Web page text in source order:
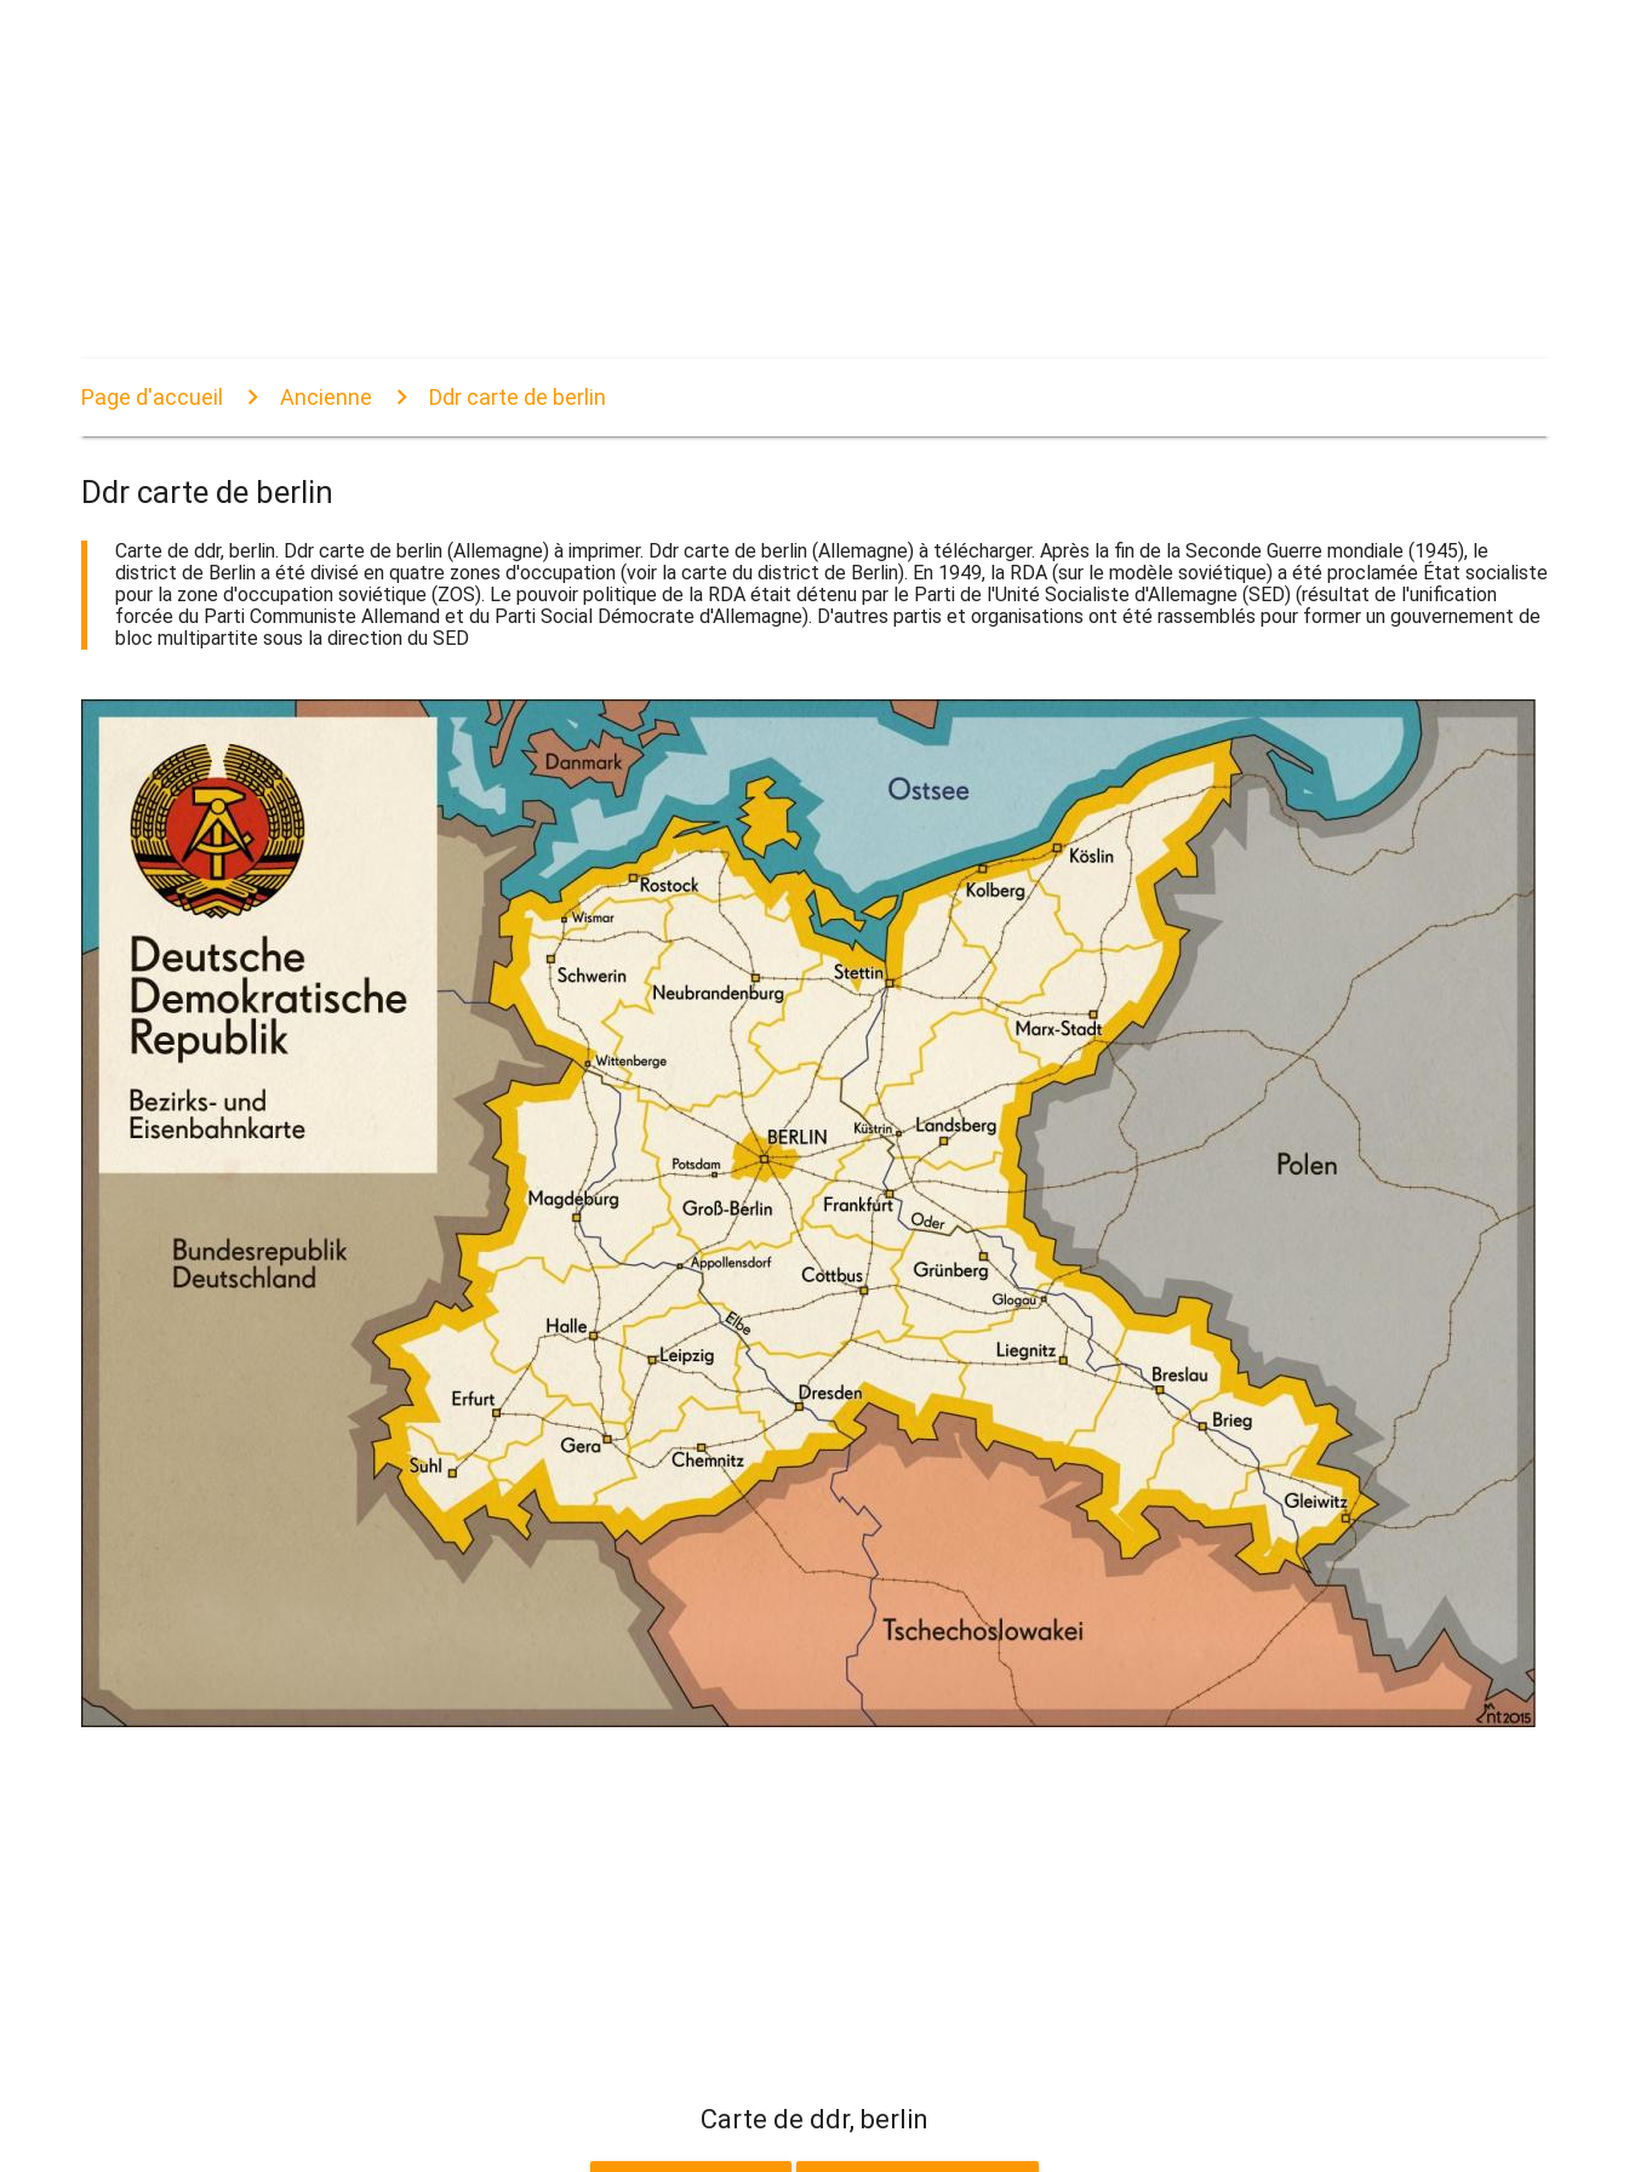
Page d'accueil Ancienne Ddr carte de berlin
Ddr carte de berlin
Carte de ddr, berlin. Ddr carte de berlin (Allemagne) à imprimer. Ddr carte de berlin (Allemagne) à télécharger. Après la fin de la Seconde Guerre mondiale (1945), le
district de Berlin a été divisé en quatre zones d'occupation (voir la carte du district de Berlin). En 1949, la RDA (sur le modèle soviétique) a été proclamée État socialiste
pour la zone d'occupation soviétique (ZOS). Le pouvoir politique de la RDA était détenu par le Parti de l'Unité Socialiste d'Allemagne (SED) (résultat de l'unification
forcée du Parti Communiste Allemand et du Parti Social Démocrate d'Allemagne). D'autres partis et organisations ont été rassemblés pour former un gouvernement de
bloc multipartite sous la direction du SED
Carte de ddr, berlin